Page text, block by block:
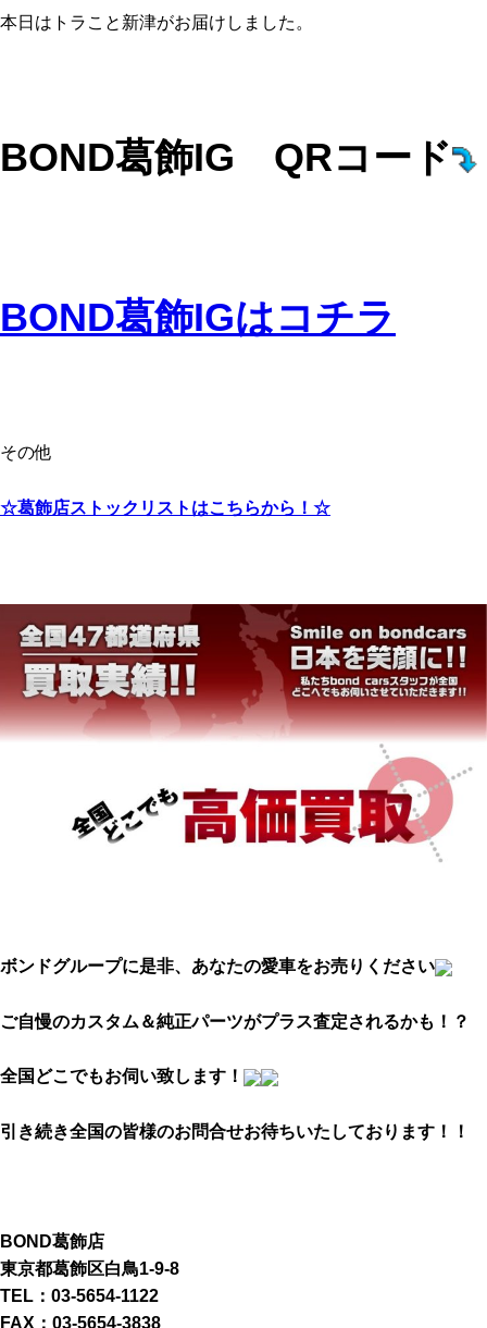
本日はトラこと新津がお届けしました。
BOND葛飾IG QRコード
BOND葛飾IGはコチラ
その他
☆葛飾店ストックリストはこちらから！☆
ボンドグループに是非、あなたの愛車をお売りください
ご自慢のカスタム＆純正パーツがプラス査定されるかも！？
全国どこでもお伺い致します！
引き続き全国の皆様のお問合せお待ちいたしております！！
BOND葛飾店
東京都葛飾区白鳥1-9-8
TEL：03-5654-1122
FAX：03-5654-3838